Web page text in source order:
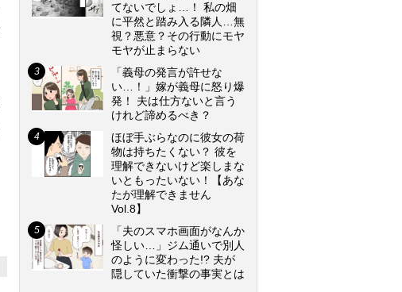
てないでしょ…！ 私の畑
に平然と踏み入る隣人…無
視？悪意？その行動にモヤ
モヤが止まらない
「義母の発言が許せな
い…！」嫁が義母に怒り爆
発！ 夫は仕方ないと言う
けれど諦めるべき？
ほぼ手ぶらなのに彼女の荷
物は持ちたくない？ 彼を
理解できないけど楽しまな
いともったいない！【あな
たが理解できません
Vol.8】
「夫のスマホ画面がなんか
怪しい…」ジム通いで別人
のように変わった!? 夫が
隠していた衝撃の事実とは